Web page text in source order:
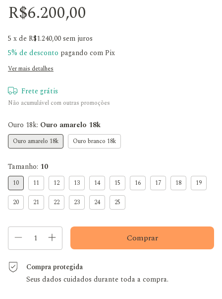
R$6.200,00
5 x deR$1.240,00sem juros
5% de desconto pagando com Pix
Ver mais detalhes
Frete grátis
Não acumulável com outras promoções
Ouro 18k: Ouro amarelo 18k
Ouro amarelo 18k Ouro branco 18k
Tamanho: 10
10 11 12 13 14 15 16 17 18 19
20 21 22 23 24 25
Compra protegida
Seus dados cuidados durante toda a compra.